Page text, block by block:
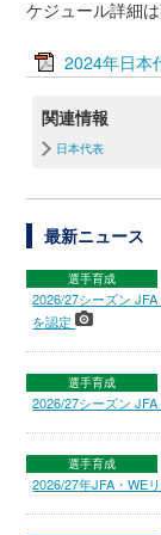
ケジュール詳細
2024年日本
関連情報
日本代表
最新ニュース
選手育成
2026/27シーズン
を認定
選手育成
2026/27シーズン
選手育成
2026/27年JFA・WE